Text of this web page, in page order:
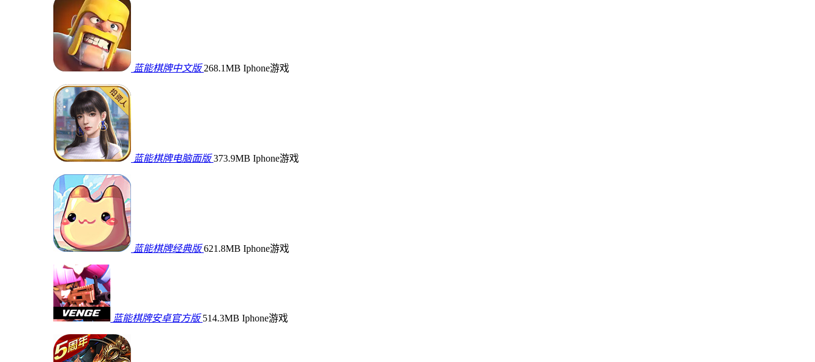
蓝能棋牌中文版 268.1MB Iphone游戏
蓝能棋牌电脑面版 373.9MB Iphone游戏
蓝能棋牌经典版 621.8MB Iphone游戏
蓝能棋牌安卓官方版 514.3MB Iphone游戏